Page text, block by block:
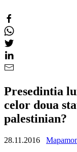
Presedintia
celor doua
palestinian?
28.11.2016